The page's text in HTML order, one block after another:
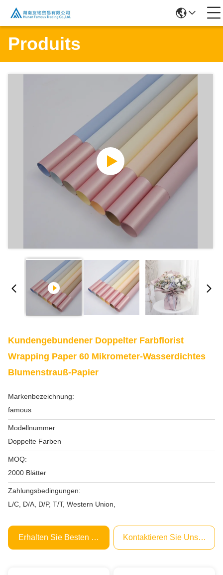
Produits
Kundengebundener Doppelter Farbflorist
Wrapping Paper 60 Mikrometer-Wasserdichtes
Blumenstrauß-Papier
Markenbezeichnung:
famous
Modellnummer:
Doppelte Farben
MOQ:
2000 Blätter
Zahlungsbedingungen:
L/C, D/A, D/P, T/T, Western Union,
Erhalten Sie Besten Preis Kontaktieren Sie Uns Jetzt